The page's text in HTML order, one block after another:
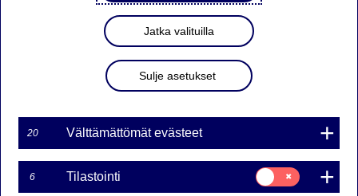
Nordea Bank Oyj: Omien
osakkeiden takaisinosto
19.10.2022
19-10-2022 22:30
Jatka valituilla
Sulje asetukset
20 Välttämättömät evästeet
6 Tilastointi
Suostumusvalinta:
Tilastointi